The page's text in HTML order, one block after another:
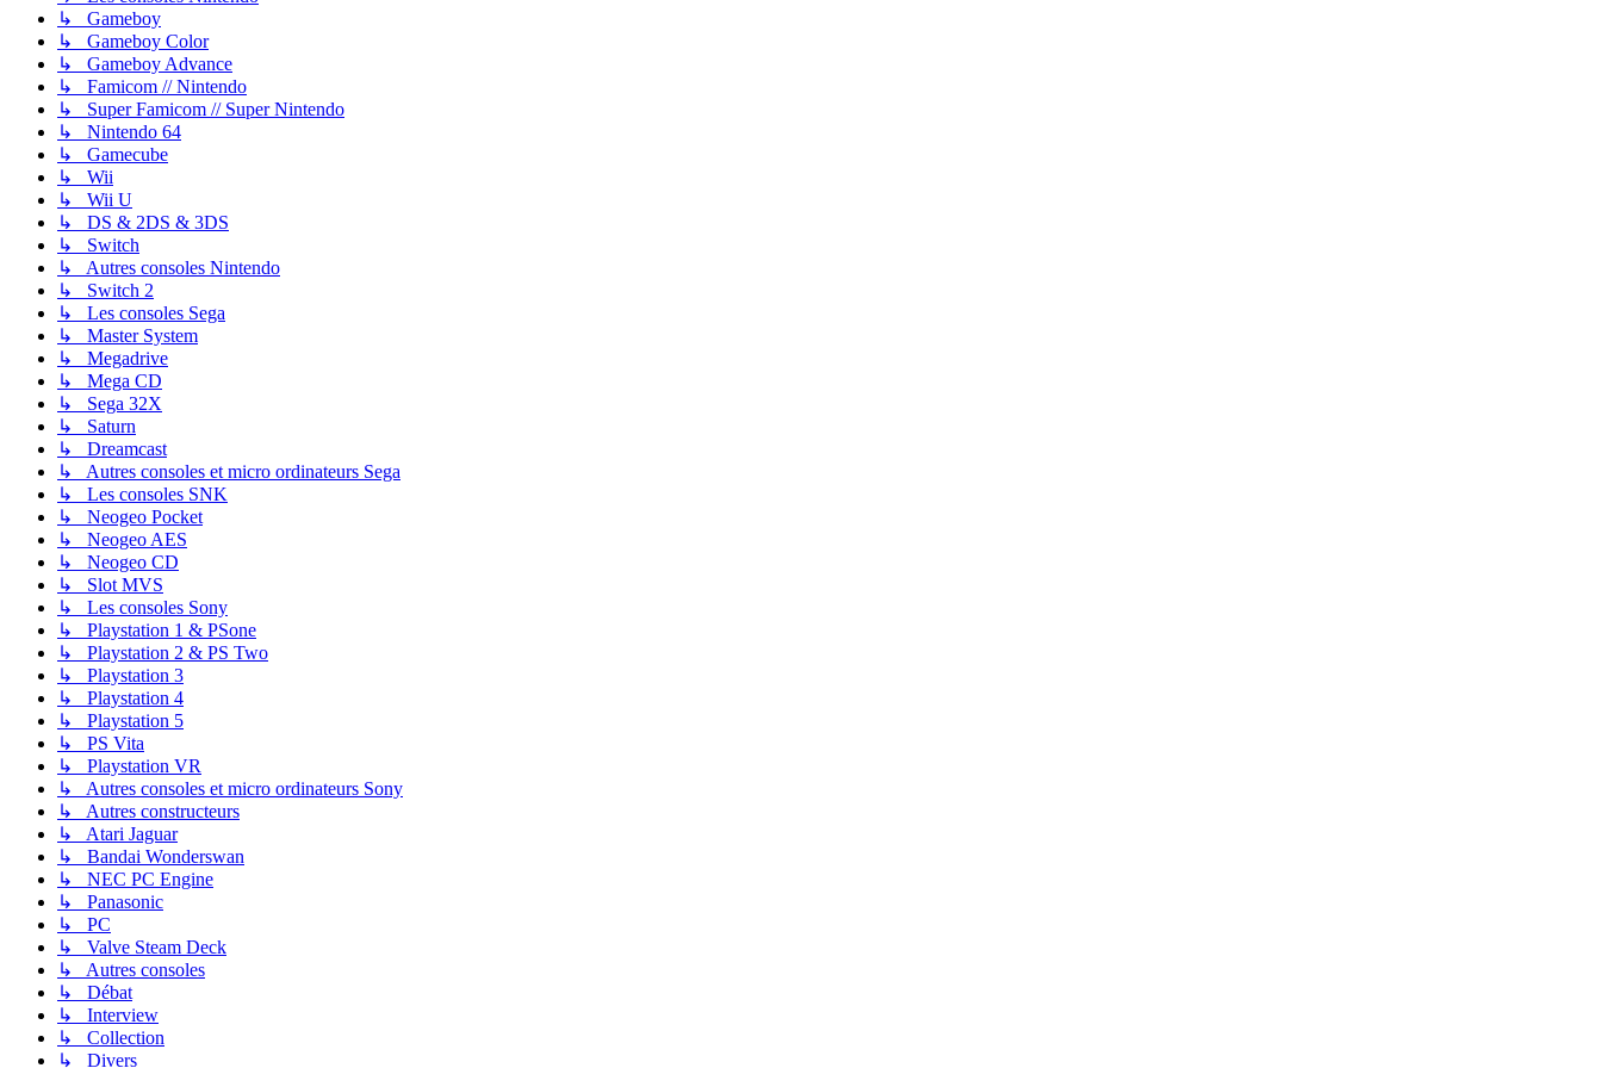
↳ Gameboy
↳ Gameboy Color
↳ Gameboy Advance
↳ Famicom // Nintendo
↳ Super Famicom // Super Nintendo
↳ Nintendo 64
↳ Gamecube
↳ Wii
↳ Wii U
↳ DS & 2DS & 3DS
↳ Switch
↳ Autres consoles Nintendo
↳ Switch 2
↳ Les consoles Sega
↳ Master System
↳ Megadrive
↳ Mega CD
↳ Sega 32X
↳ Saturn
↳ Dreamcast
↳ Autres consoles et micro ordinateurs Sega
↳ Les consoles SNK
↳ Neogeo Pocket
↳ Neogeo AES
↳ Neogeo CD
↳ Slot MVS
↳ Les consoles Sony
↳ Playstation 1 & PSone
↳ Playstation 2 & PS Two
↳ Playstation 3
↳ Playstation 4
↳ Playstation 5
↳ PS Vita
↳ Playstation VR
↳ Autres consoles et micro ordinateurs Sony
↳ Autres constructeurs
↳ Atari Jaguar
↳ Bandai Wonderswan
↳ NEC PC Engine
↳ Panasonic
↳ PC
↳ Valve Steam Deck
↳ Autres consoles
↳ Débat
↳ Interview
↳ Collection
↳ Divers